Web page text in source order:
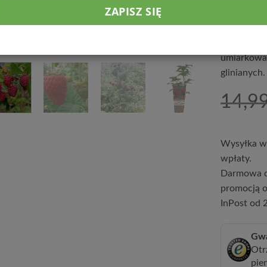
Maliny
okrywać.
glinianych.
Wysyłka
wpłaty.
Darmowa
promocją
InPost od